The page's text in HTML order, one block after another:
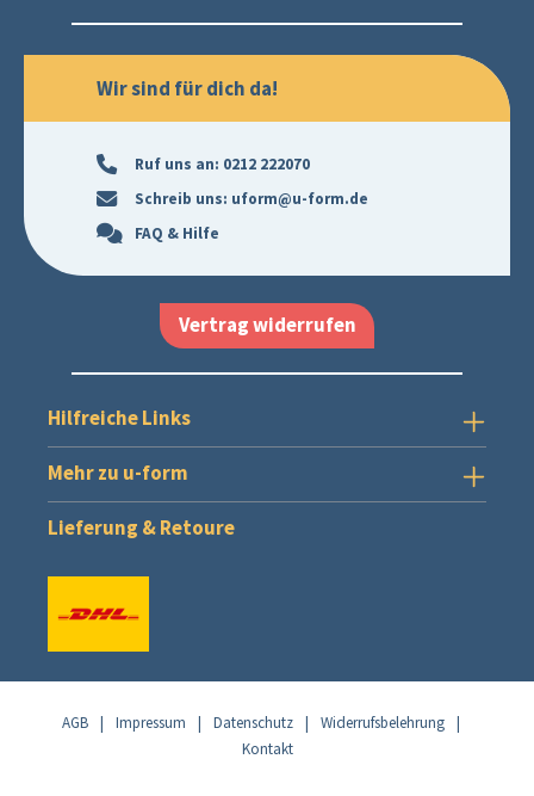
Wir sind für dich da!
Ruf uns an: 0212 222070
Schreib uns: uform@u-form.de
FAQ & Hilfe
Vertrag widerrufen
Hilfreiche Links
Mehr zu u-form
Lieferung & Retoure
AGB | Impressum | Datenschutz | Widerrufsbelehrung |
Kontakt